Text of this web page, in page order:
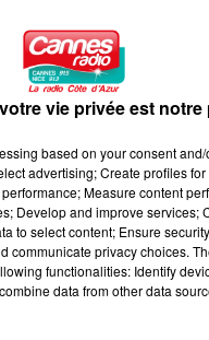
vie privée est
based on your consent
advertising; Create profiles
Measure content
Develop and improve services;
to select content; Ensure
communicate privacy choices.
functionalities: Identify
data from other data